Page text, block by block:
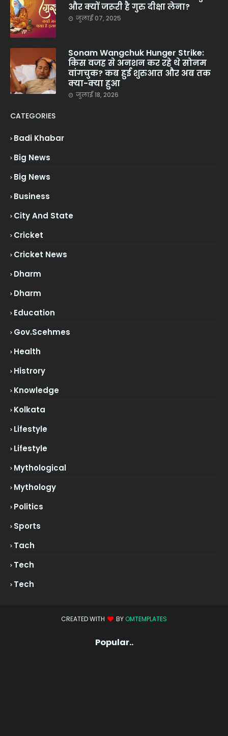
और क्यों जरूरी है गुरु दीक्षा लेना?
जुलाई 07, 2025
Sonam Wangchuk Hunger Strike:
किस वजह से अनशन कर रहे थे सोनम
वांगचुक? कब हुई शुरुआत और अब तक
क्या-क्या हुआ
जुलाई 18, 2026
CATEGORIES
Badi Khabar
Big News
Big News
Business
City And State
Cricket
Cricket News
Dharm
Dharm
Education
Gov.scehmes
Health
Histrory
Knowledge
Kolkata
Lifestyle
Lifestyle
Mythological
Mythology
Politics
Sports
Tach
Tech
Tech
CREATED WITH BY OMTEMPLATES
Popular..